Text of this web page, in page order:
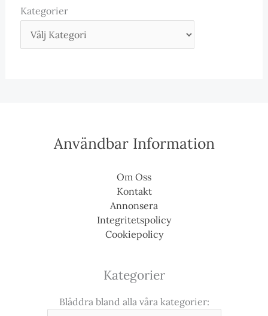
Kategorier
Användbar Information
Om Oss
Kontakt
Annonsera
Integritetspolicy
Cookiepolicy
Kategorier
Bläddra bland alla våra kategorier: